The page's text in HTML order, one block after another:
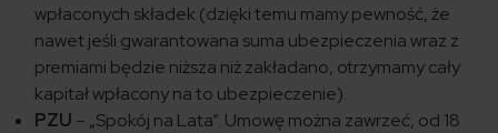
wpłaconych składek (dzięki temu mamy pewność, że
nawet jeśli gwarantowana suma ubezpieczenia wraz z
premiami będzie niższa niż zakładano, otrzymamy cały
kapitał wpłacony na to ubezpieczenie).
PZU – „Spokój na Lata”. Umowę ​można zawrzeć, od 18